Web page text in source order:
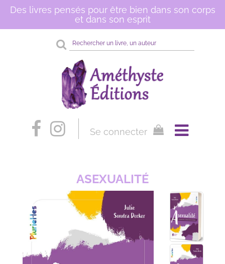
Des livres pensés pour être bien dans son corps
et dans son esprit
Rechercher
sur
site
Se connecter
ASEXUALITÉ